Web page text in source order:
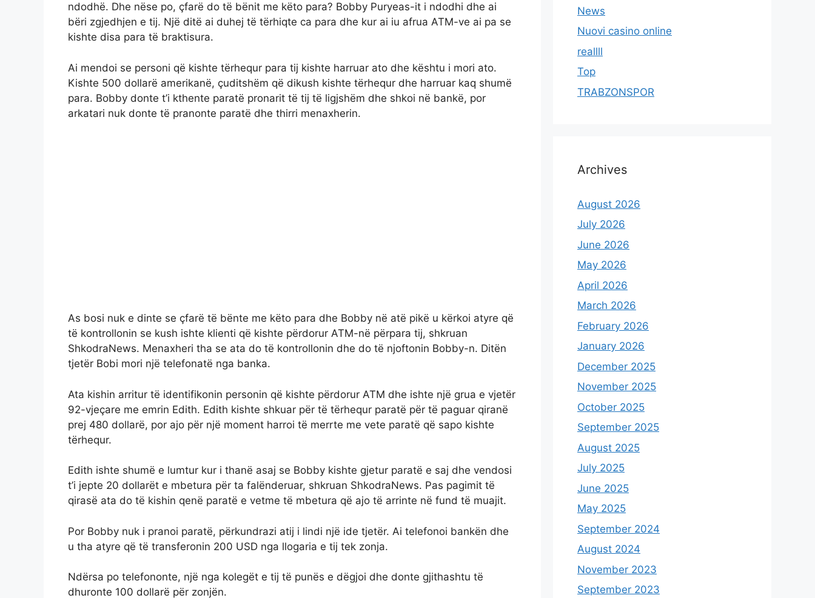
ndodhë. Dhe nëse po, çfarë do të bënit me këto para? Bobby Puryeas-it i ndodhi dhe ai
bëri zgjedhjen e tij. Një ditë ai duhej të tërhiqte ca para dhe kur ai iu afrua ATM-ve ai pa se
kishte disa para të braktisura.
Ai mendoi se personi që kishte tërhequr para tij kishte harruar ato dhe kështu i mori ato.
Kishte 500 dollarë amerikanë, çuditshëm që dikush kishte tërhequr dhe harruar kaq shumë
para. Bobby donte t’i kthente paratë pronarit të tij të ligjshëm dhe shkoi në bankë, por
arkatari nuk donte të pranonte paratë dhe thirri menaxherin.
As bosi nuk e dinte se çfarë të bënte me këto para dhe Bobby në atë pikë u kërkoi atyre që
të kontrollonin se kush ishte klienti që kishte përdorur ATM-në përpara tij, shkruan
ShkodraNews. Menaxheri tha se ata do të kontrollonin dhe do të njoftonin Bobby-n. Ditën
tjetër Bobi mori një telefonatë nga banka.
Ata kishin arritur të identifikonin personin që kishte përdorur ATM dhe ishte një grua e vjetër
92-vjeçare me emrin Edith. Edith kishte shkuar për të tërhequr paratë për të paguar qiranë
prej 480 dollarë, por ajo për një moment harroi të merrte me vete paratë që sapo kishte
tërhequr.
Edith ishte shumë e lumtur kur i thanë asaj se Bobby kishte gjetur paratë e saj dhe vendosi
t’i jepte 20 dollarët e mbetura për ta falënderuar, shkruan ShkodraNews. Pas pagimit të
qirasë ata do të kishin qenë paratë e vetme të mbetura që ajo të arrinte në fund të muajit.
Por Bobby nuk i pranoi paratë, përkundrazi atij i lindi një ide tjetër. Ai telefonoi bankën dhe
u tha atyre që të transferonin 200 USD nga llogaria e tij tek zonja.
Ndërsa po telefononte, një nga kolegët e tij të punës e dëgjoi dhe donte gjithashtu të
dhuronte 100 dollarë për zonjën.
News
Nuovi casino online
reallll
Top
TRABZONSPOR
Archives
August 2026
July 2026
June 2026
May 2026
April 2026
March 2026
February 2026
January 2026
December 2025
November 2025
October 2025
September 2025
August 2025
July 2025
June 2025
May 2025
September 2024
August 2024
November 2023
September 2023